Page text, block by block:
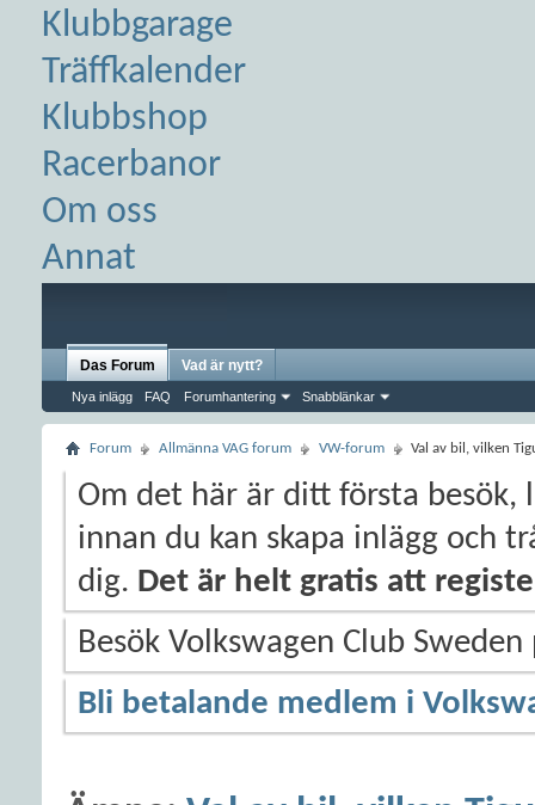
Klubbgarage
Träffkalender
Klubbshop
Racerbanor
Om oss
Annat
Das Forum
Nya inlägg FAQ Forumhantering Snabblänkar
Vad är nytt?
Forum Allmänna VAG forum VW-forum Val av bil, vilken
Om det här är ditt första besök,
innan du kan skapa inlägg och
dig. Det är helt gratis att
Besök Volkswagen Club
Bli betalande medlem i